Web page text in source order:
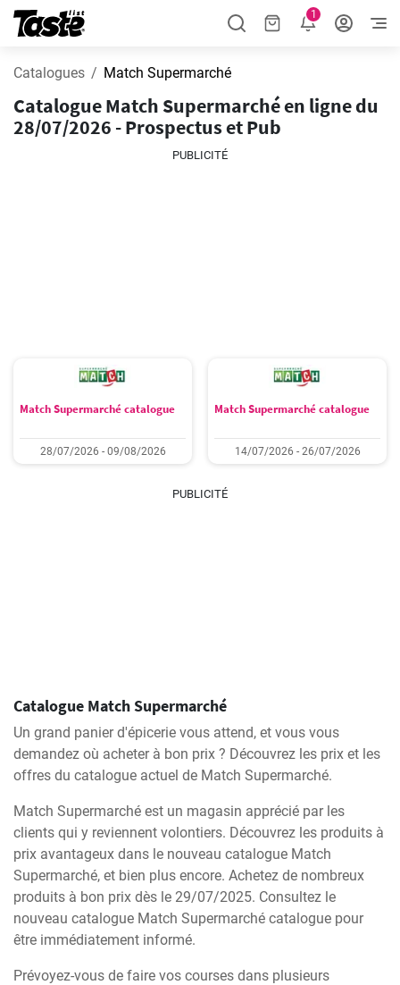
1
Catalogues Match Supermarché
Catalogue Match Supermarché en ligne du
28/07/2026 - Prospectus et Pub
PUBLICITÉ
Match Supermarché catalogue
28/07/2026 - 09/08/2026
Match Supermarché catalogue
14/07/2026 - 26/07/2026
PUBLICITÉ
Catalogue Match Supermarché
Un grand panier d'épicerie vous attend, et vous vous
demandez où acheter à bon prix ? Découvrez les prix et les
offres du catalogue actuel de Match Supermarché.
Match Supermarché est un magasin apprécié par les
clients qui y reviennent volontiers. Découvrez les produits à
prix avantageux dans le nouveau catalogue Match
Supermarché, et bien plus encore. Achetez de nombreux
produits à bon prix dès le 29/07/2025. Consultez le
nouveau catalogue Match Supermarché catalogue pour
être immédiatement informé.
Prévoyez-vous de faire vos courses dans plusieurs